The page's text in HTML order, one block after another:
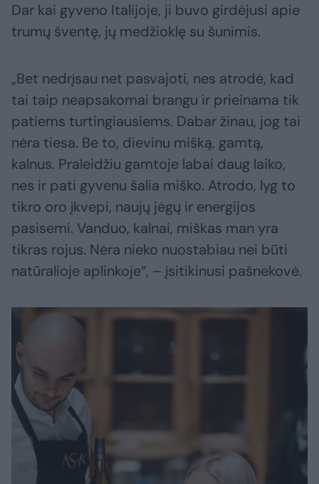
Dar kai gyveno Italijoje, ji buvo girdėjusi apie
trumų šventę, jų medžioklę su šunimis.
„Bet nedrįsau net pasvajoti, nes atrodė, kad
tai taip neapsakomai brangu ir prieinama tik
patiems turtingiausiems. Dabar žinau, jog tai
nėra tiesa. Be to, dievinu mišką, gamtą,
kalnus. Praleidžiu gamtoje labai daug laiko,
nes ir pati gyvenu šalia miško. Atrodo, lyg to
tikro oro įkvepi, naujų jėgų ir energijos
pasisemi. Vanduo, kalnai, miškas man yra
tikras rojus. Nėra nieko nuostabiau nei būti
natūralioje aplinkoje“, – įsitikinusi pašnekovė.